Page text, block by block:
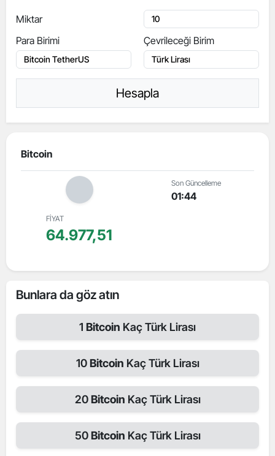
Miktar
Para Birimi
Çevrileceği Birim
Hesapla
Bitcoin
Son Güncelleme
01:44
FİYAT
64.977,51
Bunlara da göz atın
1 Bitcoin Kaç Türk Lirası
10Bitcoin Kaç Türk Lirası
20Bitcoin Kaç Türk Lirası
50Bitcoin Kaç Türk Lirası